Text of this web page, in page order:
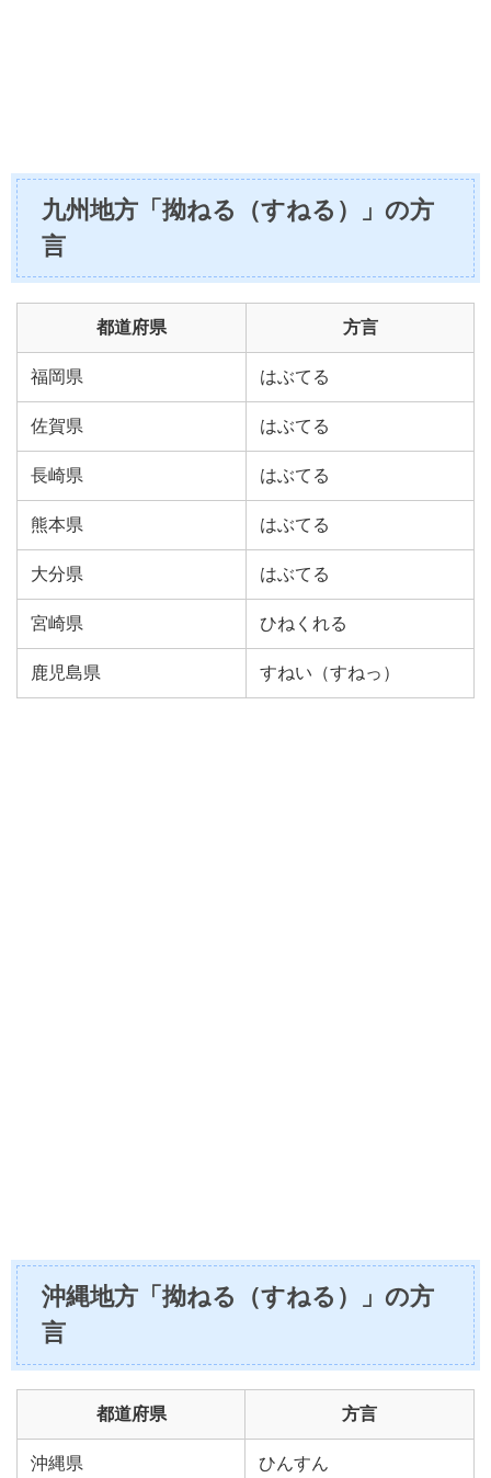
九州地方「拗ねる（すねる）」の方
言
都道府県 方言
福岡県 はぶてる
佐賀県 はぶてる
長崎県 はぶてる
熊本県 はぶてる
大分県 はぶてる
宮崎県 ひねくれる
鹿児島県 すねい（すねっ）
沖縄地方「拗ねる（すねる）」の方
言
都道府県 方言
沖縄県 ひんすん